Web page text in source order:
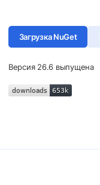
Загрузка NuGet
Версия 26.6 выпущена